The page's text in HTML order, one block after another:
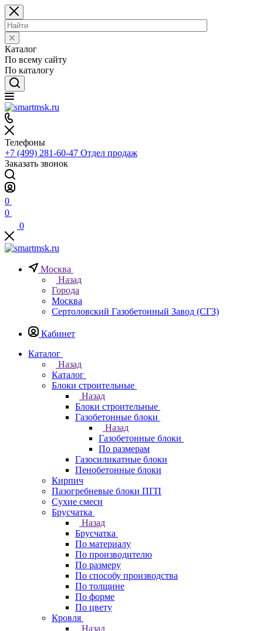
Каталог
По всему сайту
По каталогу
Телефоны
+7 (499) 281-60-47 Отдел продаж
Заказать звонок
0
0
0
Москва
Назад
Города
Москва
Сертоловский Газобетонный Завод (СГЗ)
Кабинет
Каталог
Назад
Каталог
Блоки строительные
Назад
Блоки строительные
Газобетонные блоки
Назад
Газобетонные блоки
По размерам
Газосиликатные блоки
Пенобетонные блоки
Кирпич
Пазогребневые блоки ПГП
Сухие смеси
Брусчатка
Назад
Брусчатка
По материалу
По производителю
По размеру
По способу производства
По толщине
По форме
По цвету
Кровля
Назад